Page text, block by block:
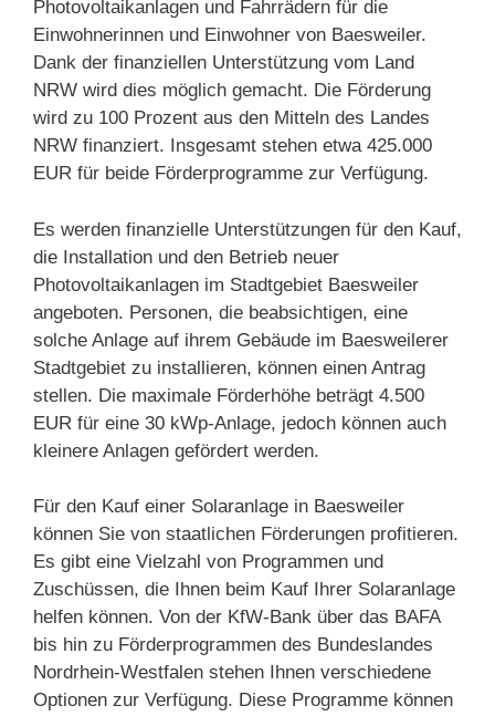
Photovoltaikanlagen und Fahrrädern für die
Einwohnerinnen und Einwohner von Baesweiler.
Dank der finanziellen Unterstützung vom Land
NRW wird dies möglich gemacht. Die Förderung
wird zu 100 Prozent aus den Mitteln des Landes
NRW finanziert. Insgesamt stehen etwa 425.000
EUR für beide Förderprogramme zur Verfügung.
Es werden finanzielle Unterstützungen für den Kauf,
die Installation und den Betrieb neuer
Photovoltaikanlagen im Stadtgebiet Baesweiler
angeboten. Personen, die beabsichtigen, eine
solche Anlage auf ihrem Gebäude im Baesweilerer
Stadtgebiet zu installieren, können einen Antrag
stellen. Die maximale Förderhöhe beträgt 4.500
EUR für eine 30 kWp-Anlage, jedoch können auch
kleinere Anlagen gefördert werden.
Für den Kauf einer Solaranlage in Baesweiler
können Sie von staatlichen Förderungen profitieren.
Es gibt eine Vielzahl von Programmen und
Zuschüssen, die Ihnen beim Kauf Ihrer Solaranlage
helfen können. Von der KfW-Bank über das BAFA
bis hin zu Förderprogrammen des Bundeslandes
Nordrhein-Westfalen stehen Ihnen verschiedene
Optionen zur Verfügung. Diese Programme können